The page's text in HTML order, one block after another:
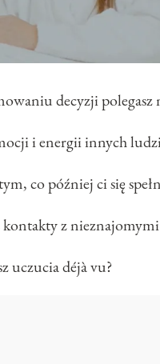
decyzji
i energii innych
co później ci się
kontakty z
uczucia déjà vu?